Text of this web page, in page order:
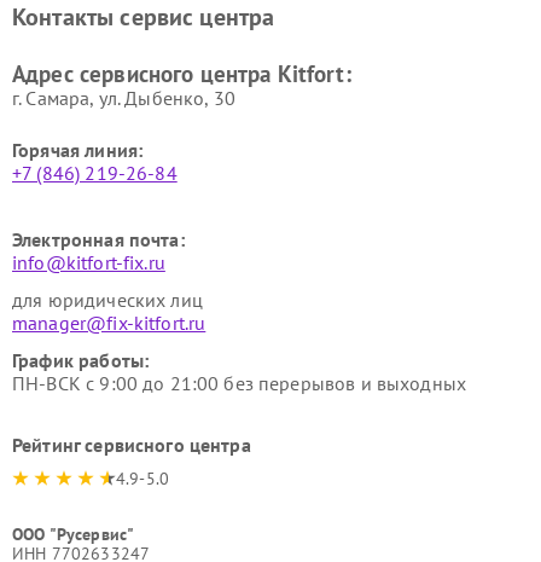
Kitfort
Kitfort
Kitfort
Kitfort
Контакты сервис центра
Адрес сервисного центра Kitfort:
г. Самара, ул. Дыбенко, 30
Горячая линия:
+7 (846) 219-26-84
Электронная почта:
info@kitfort-fix.ru
для юридических лиц
manager@fix-kitfort.ru
График работы:
ПН-ВСК с 9:00 до 21:00 без перерывов и выходных
Рейтинг сервисного центра
4.9-5.0
ООО "Русервис"
ИНН 7702633247